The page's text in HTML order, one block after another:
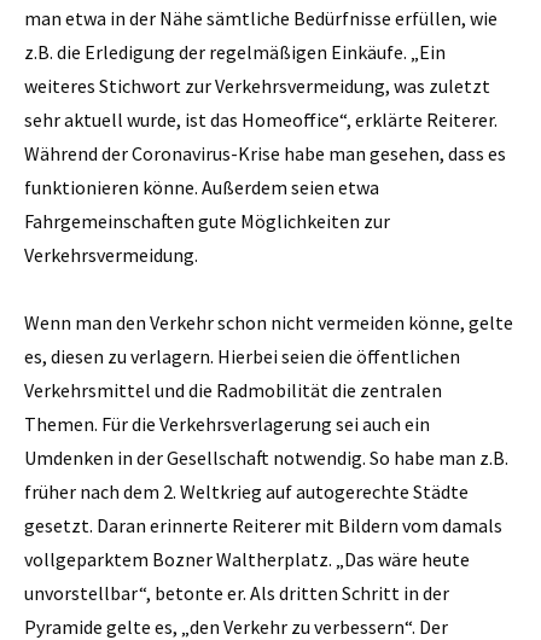
man etwa in der Nähe sämtliche Bedürfnisse erfüllen, wie
z.B. die Erledigung der regelmäßigen Einkäufe. „Ein
weiteres Stichwort zur Verkehrsvermeidung, was zuletzt
sehr aktuell wurde, ist das Homeoffice“, erklärte Reiterer.
Während der Coronavirus-Krise habe man gesehen, dass es
funktionieren könne. Außerdem seien etwa
Fahrgemeinschaften gute Möglichkeiten zur
Verkehrsvermeidung.
Wenn man den Verkehr schon nicht vermeiden könne, gelte
es, diesen zu verlagern. Hierbei seien die öffentlichen
Verkehrsmittel und die Radmobilität die zentralen
Themen. Für die Verkehrsverlagerung sei auch ein
Umdenken in der Gesellschaft notwendig. So habe man z.B.
früher nach dem 2. Weltkrieg auf autogerechte Städte
gesetzt. Daran erinnerte Reiterer mit Bildern vom damals
vollgeparktem Bozner Waltherplatz. „Das wäre heute
unvorstellbar“, betonte er. Als dritten Schritt in der
Pyramide gelte es, „den Verkehr zu verbessern“. Der